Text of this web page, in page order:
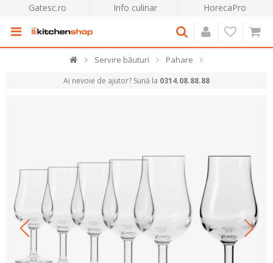
Gatesc.ro Info culinar HorecaPro
Servire băuturi Pahare
Ai nevoie de ajutor? Sună la 0314.08.88.88